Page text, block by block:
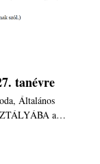
tanévre
Általános
a…